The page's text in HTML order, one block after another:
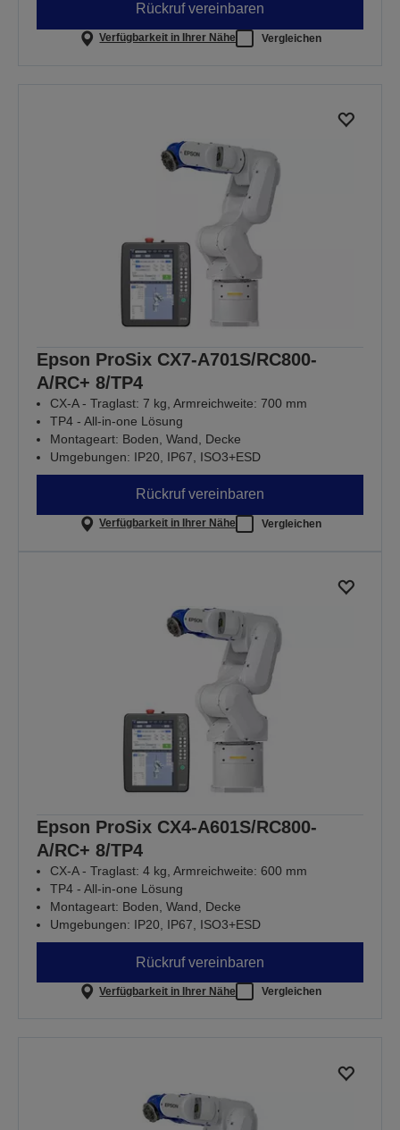
Rückruf vereinbaren
Verfügbarkeit in Ihrer Nähe Vergleichen
Epson ProSix CX7-A701S/RC800-
A/RC+ 8/TP4
CX-A - Traglast: 7 kg, Armreichweite: 700 mm
TP4 - All-in-one Lösung
Montageart: Boden, Wand, Decke
Umgebungen: IP20, IP67, ISO3+ESD
Rückruf vereinbaren
Verfügbarkeit in Ihrer Nähe Vergleichen
Epson ProSix CX4-A601S/RC800-
A/RC+ 8/TP4
CX-A - Traglast: 4 kg, Armreichweite: 600 mm
TP4 - All-in-one Lösung
Montageart: Boden, Wand, Decke
Umgebungen: IP20, IP67, ISO3+ESD
Rückruf vereinbaren
Verfügbarkeit in Ihrer Nähe Vergleichen